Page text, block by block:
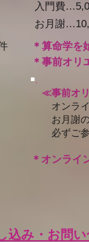
門費…5,000
謝
件
＊ 算命学を
＊ 事前オリ
オンライ
≪事前オ
オンラ
お月謝
必ずご
込み・お問